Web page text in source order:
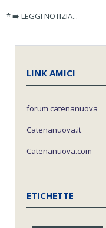
* ➡️ LEGGI NOTIZIA...
LINK AMICI
forum catenanuova
Catenanuova.it
Catenanuova.com
ETICHETTE